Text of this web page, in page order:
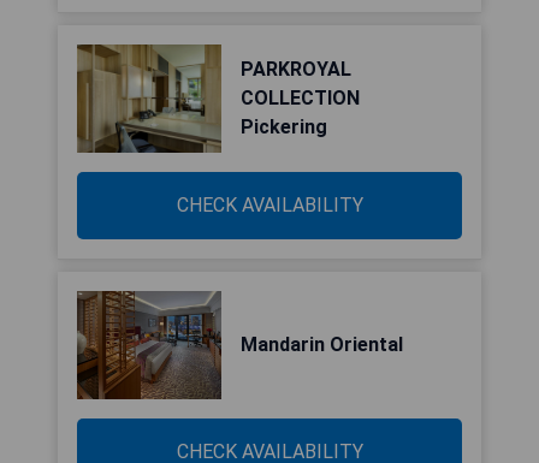
PARKROYAL
COLLECTION
Pickering
CHECK AVAILABILITY
Mandarin Oriental
CHECK AVAILABILITY